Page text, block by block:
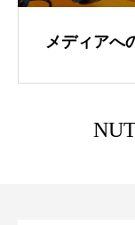
メディアへ